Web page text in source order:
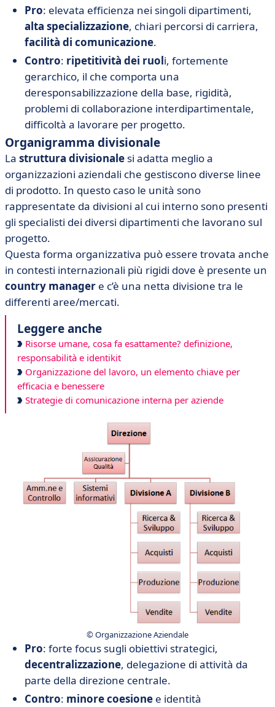
Pro: elevata efficienza nei singoli dipartimenti,
alta specializzazione, chiari percorsi di carriera,
facilità di comunicazione.
Contro: ripetitività dei ruoli, fortemente
gerarchico, il che comporta una
deresponsabilizzazione della base, rigidità,
problemi di collaborazione interdipartimentale,
difficoltà a lavorare per progetto.
Organigramma divisionale
La struttura divisionale si adatta meglio a
organizzazioni aziendali che gestiscono diverse linee
di prodotto. In questo caso le unità sono
rappresentate da divisioni al cui interno sono presenti
gli specialisti dei diversi dipartimenti che lavorano sul
progetto.
Questa forma organizzativa può essere trovata anche
in contesti internazionali più rigidi dove è presente un
country manager e c’è una netta divisione tra le
differenti aree/mercati.
Leggere anche
Risorse umane, cosa fa esattamente? definizione,
responsabilità e identikit
Organizzazione del lavoro, un elemento chiave per
efficacia e benessere
Strategie di comunicazione interna per aziende
© Organizzazione Aziendale
Pro: forte focus sugli obiettivi strategici,
decentralizzazione, delegazione di attività da
parte della direzione centrale.
Contro: minore coesione e identità